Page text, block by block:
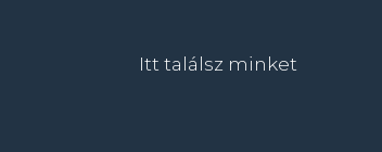
Itt találsz minket